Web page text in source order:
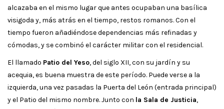
alcazaba en el mismo lugar que antes ocupaban una basílica
visigoda y, más atrás en el tiempo, restos romanos. Con el
tiempo fueron añadiéndose dependencias más refinadas y
cómodas, y se combinó el carácter militar con el residencial.
El llamado Patio del Yeso, del siglo XII, con su jardín y su
acequia, es buena muestra de este período. Puede verse a la
izquierda, una vez pasadas la Puerta del León (entrada principal)
y el Patio del mismo nombre. Junto con la Sala de Justicia,